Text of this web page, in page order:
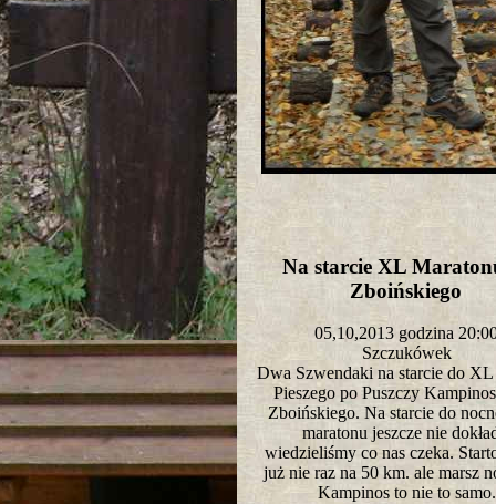
Na starcie XL
Zboińskiego
05,10,2013 godzina
Szczukówek
Dwa Szwendaki na starcie do
Pieszego po Puszczy
Zboińskiego. Na starcie do
maratonu jeszcze nie
wiedzieliśmy co nas czeka.
już nie raz na 50 km. ale marsz
Kampinos to nie to